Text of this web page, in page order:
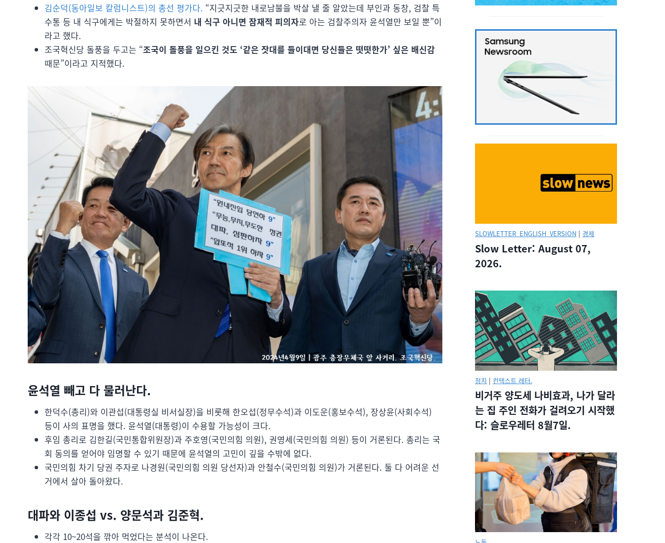
김순덕(동아일보 칼럼니스트)의 총선 평가다. “지긋지긋한 내로남불을 박살 낼 줄 알았는데 부인과 동창, 검찰 특
수통 등 내 식구에게는 박절하지 못하면서 내 식구 아니면 잠재적 피의자로 아는 검찰주의자 윤석열만 보일 뿐”이
라고 했다.
조국혁신당 돌풍을 두고는 “조국이 돌풍을 일으킨 것도 ‘같은 잣대를 들이대면 당신들은 떳떳한가’ 싶은 배신감
때문”이라고 지적했다.
윤석열 빼고 다 물러난다.
한덕수(총리)와 이관섭(대통령실 비서실장)을 비롯해 한오섭(정무수석)과 이도운(홍보수석), 장상윤(사회수석)
등이 사의 표명을 했다. 윤석열(대통령)이 수용할 가능성이 크다.
후임 총리로 김한길(국민통합위원장)과 주호영(국민의힘 의원), 권영세(국민의힘 의원) 등이 거론된다. 총리는 국
회 동의를 얻어야 임명할 수 있기 때문에 윤석열의 고민이 깊을 수밖에 없다.
국민의힘 차기 당권 주자로 나경원(국민의힘 의원 당선자)과 안철수(국민의힘 의원)가 거론된다. 둘 다 어려운 선
거에서 살아 돌아왔다.
대파와 이종섭 vs. 양문석과 김준혁.
각각 10~20석을 깎아 먹었다는 분석이 나온다.
SLOWLETTER_ENGLISH_VERSION | 경제
Slow Letter: August 07,
2026.
정치 | 컨텍스트 레터.
비거주 양도세 나비효과, 나가 달라
는 집 주인 전화가 걸려오기 시작했
다: 슬로우레터 8월7일.